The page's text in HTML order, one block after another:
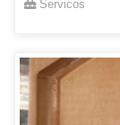
Servicos